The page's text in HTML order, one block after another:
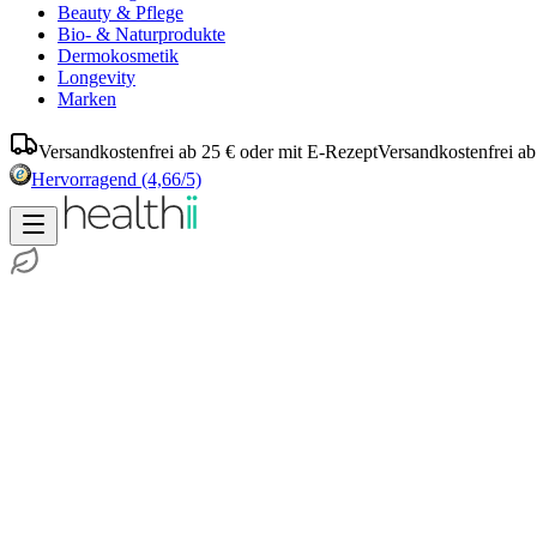
Beauty & Pflege
Bio- & Naturprodukte
Dermokosmetik
Longevity
Marken
Versandkostenfrei ab 25 € oder mit E-RezeptVersandkostenfrei
Hervorragend (4,66/5)